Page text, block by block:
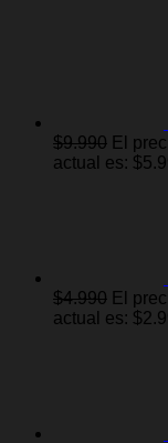
$9.990 El
actual es:
$4.990 El
actual es: